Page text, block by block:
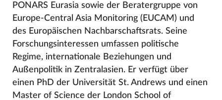
PONARS Eurasia sowie der Beratergruppe von
Europe-Central Asia Monitoring (EUCAM) und
des Europäischen Nachbarschaftsrats. Seine
Forschungsinteressen umfassen politische
Regime, internationale Beziehungen und
Außenpolitik in Zentralasien. Er verfügt über
einen PhD der Universität St. Andrews und einen
Master of Science der London School of